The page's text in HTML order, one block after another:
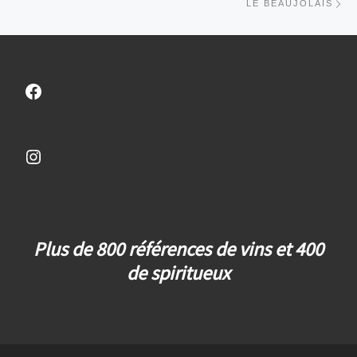
LE BEAUJOLAIS
Facebook
Instagram
Plus de 800 références de vins et 400
de spiritueux